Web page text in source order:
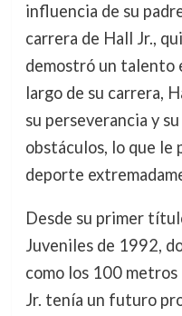
influencia de su
carrera de Hall Jr.,
demostró un talento
largo de su carrera,
su perseverancia y
obstáculos, lo que le
deporte
Desde su primer
Juveniles de 1992,
como los 100
Jr. tenía un futuro